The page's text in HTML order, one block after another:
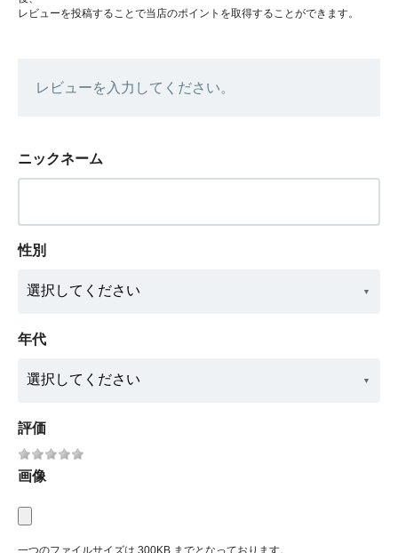
レビューを投稿することで当店のポイントを取得することができます。
レビューを入力してください。
ニックネーム
性別
年代
評価
画像
一つのファイルサイズは 300KB までとなっております。